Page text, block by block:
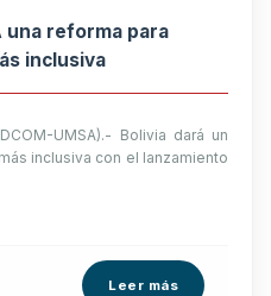
una reforma para
inclusiva
UMSA).- Bolivia dará un
inclusiva con el lanzamiento
Leer más